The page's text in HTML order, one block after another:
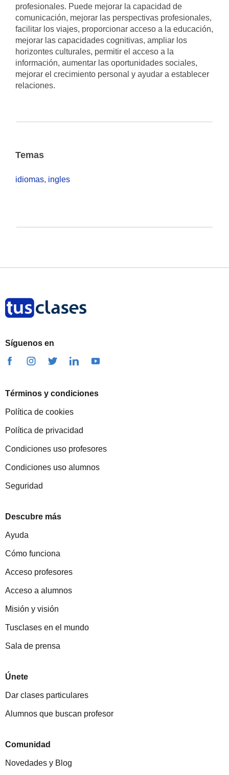
profesionales. Puede mejorar la capacidad de
comunicación, mejorar las perspectivas profesionales,
facilitar los viajes, proporcionar acceso a la educación,
mejorar las capacidades cognitivas, ampliar los
horizontes culturales, permitir el acceso a la
información, aumentar las oportunidades sociales,
mejorar el crecimiento personal y ayudar a establecer
relaciones.
Temas
idiomas, ingles
Síguenos en
Términos y condiciones
Política de cookies
Política de privacidad
Condiciones uso profesores
Condiciones uso alumnos
Seguridad
Descubre más
Ayuda
Cómo funciona
Acceso profesores
Acceso a alumnos
Misión y visión
Tusclases en el mundo
Sala de prensa
Únete
Dar clases particulares
Alumnos que buscan profesor
Comunidad
Novedades y Blog